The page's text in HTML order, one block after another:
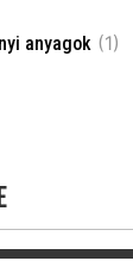
anyagok (1)